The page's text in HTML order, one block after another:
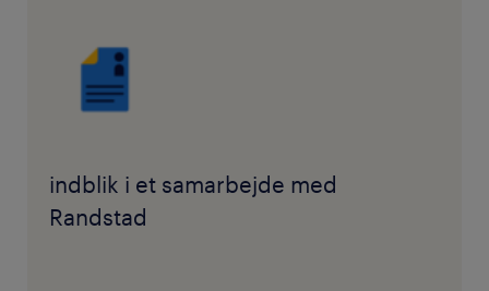
indblik i et samarbejde med
Randstad